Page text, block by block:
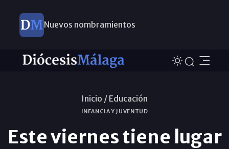
Nuevos nombramientos
Inicio / Educación
INFANCIA Y JUVENTUD
Este viernes tiene lugar